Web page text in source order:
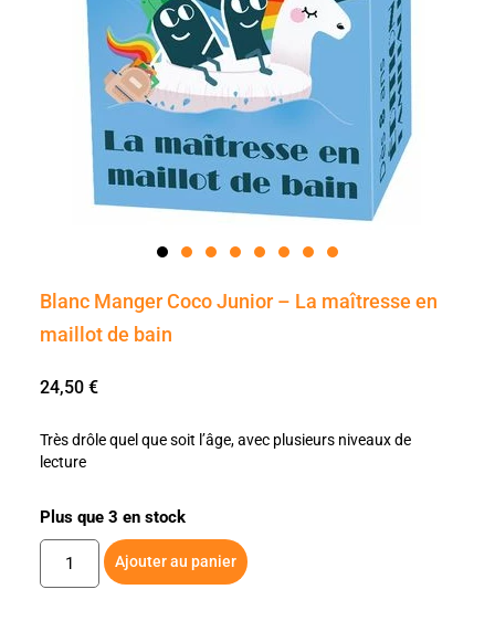
Blanc Manger Coco Junior – La maîtresse en
maillot de bain
24,50 €
Très drôle quel que soit l’âge, avec plusieurs niveaux de
lecture
Plus que 3 en stock
Ajouter au panier